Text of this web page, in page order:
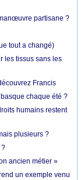
partisane ?
tout a changé)
les tissus sans les
Francis
chaque été ?
humains restent
plusieurs ?
?
ancien métier »
un exemple venu